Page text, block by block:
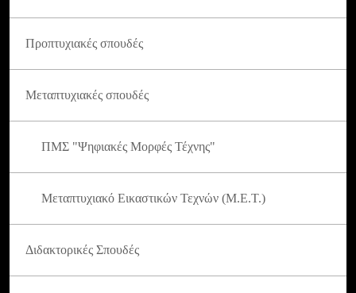
Προπτυχιακές σπουδές
Μεταπτυχιακές σπουδές
ΠΜΣ "Ψηφιακές Μορφές Τέχνης"
Μεταπτυχιακό Εικαστικών Τεχνών (Μ.Ε.Τ.)
Διδακτορικές Σπουδές